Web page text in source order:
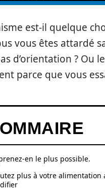
est-il quelque
vous êtes attardé
d’orientation ? Ou
parce que vous
en le plus possible.
plus à votre alimentation